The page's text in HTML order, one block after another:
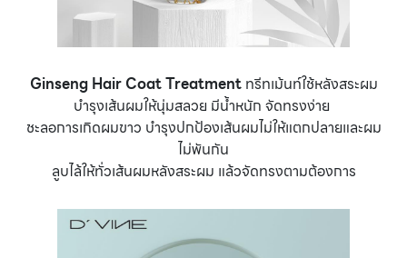
Ginseng Hair Coat Treatmentทรีทเม้นท์ใช้หลังสระผม
บำรุงเส้นผมให้นุ่มสลวย มีน้ำหนัก จัดทรงง่าย
ชะลอการเกิดผมขาว บำรุงปกป้องเส้นผมไม่ให้แตกปลายและผม
ไม่พันกัน
ลูบไล้ให้ทั่วเส้นผมหลังสระผม แล้วจัดทรงตามต้องการ